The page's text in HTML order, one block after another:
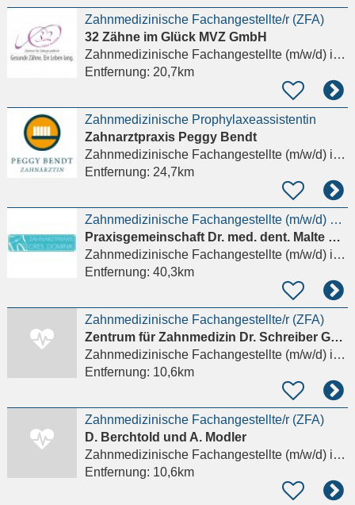
Zahnmedizinische Fachangestellte/r (ZFA)
32 Zähne im Glück MVZ GmbH
Zahnmedizinische Fachangestellte (m/w/d)in Schwerin
Entfernung: 20,7km
Zahnmedizinische Prophylaxeassistentin
Zahnarztpraxis Peggy Bendt
Zahnmedizinische Fachangestellte (m/w/d)in Blankenberg Ludwigslust-Parchim
Entfernung: 24,7km
Zahnmedizinische Fachangestellte (m/w/d) gesucht
Praxisgemeinschaft Dr. med. dent. Malte Dominik und Dr. med. dent. Agata Dominik
Zahnmedizinische Fachangestellte (m/w/d)in Ratzeburg
Entfernung: 40,3km
Zahnmedizinische Fachangestellte/r (ZFA)
Zentrum für Zahnmedizin Dr. Schreiber GmbH
Zahnmedizinische Fachangestellte (m/w/d)in Wismar
Entfernung: 10,6km
Zahnmedizinische Fachangestellte/r (ZFA)
D. Berchtold und A. Modler
Zahnmedizinische Fachangestellte (m/w/d)in Wismar
Entfernung: 10,6km